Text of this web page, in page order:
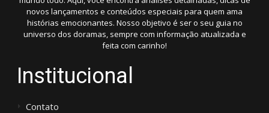
novos lançamentos e conteúdos especiais para quem ama
histórias emocionantes. Nosso objetivo é ser o seu guia no
universo dos doramas, sempre com informação atualizada e
feita com carinho!
Institucional
Contato